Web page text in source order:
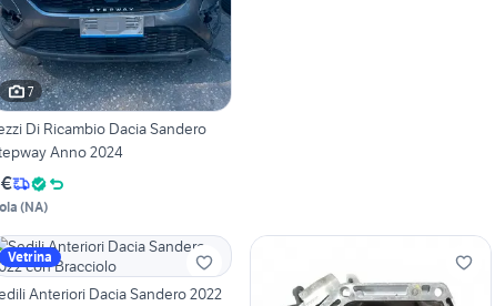
7
Di Ricambio Dacia Sandero
Anno 2024
(NA)
Vetrina
Anteriori Dacia Sandero 2022